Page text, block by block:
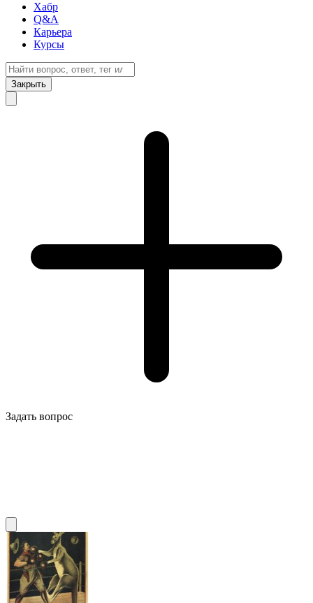
Хабр
Q&A
Карьера
Курсы
Закрыть
Задать вопрос